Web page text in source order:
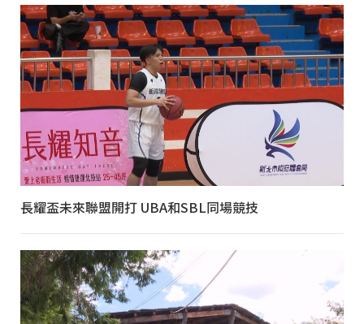
長耀盃未來聯盟開打 UBA和SBL同場競技